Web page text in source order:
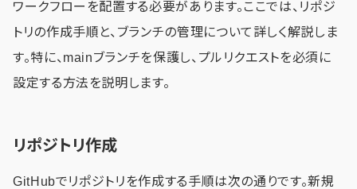
ワークフローを配置する必要があります。ここでは、リポジ
トリの作成手順と、ブランチの管理について詳しく解説しま
す。特に、mainブランチを保護し、プルリクエストを必須に
設定する方法を説明します。
リポジトリ作成
GitHubでリポジトリを作成する手順は次の通りです。新規